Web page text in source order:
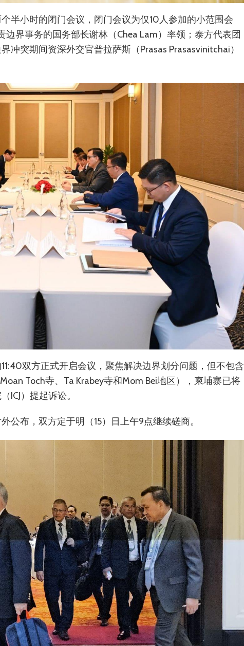
半小时的闭门会议，闭门会议为仅10人参加的小范围会
界事务的国务部长谢林（Chea Lam）率领；泰方代表团
冲突期间资深外交官普拉萨斯（Prasas Prasasvinitchai）
双方正式开启会议，聚焦解决边界划分问题，但不包含
Toch寺、Ta Krabey寺和Mom Bei地区），柬埔寨已将
ICJ）提起诉讼。
公布，双方定于明（15）日上午9点继续磋商。